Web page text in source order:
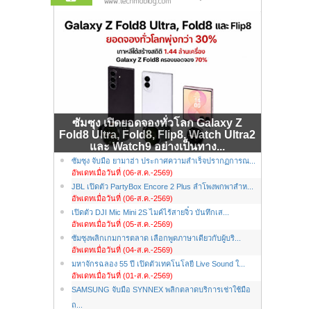
ซัมซุง เปิดยอดจองทั่วโลก Galaxy Z
Fold8 Ultra, Fold8, Flip8, Watch Ultra2
และ Watch9 อย่างเป็นทาง...
ซัมซุง จับมือ ยามาฮ่า ประกาศความสำเร็จปรากฏการณ...
อัพเดทเมื่อวันที่ (06-ส.ค.-2569)
JBL เปิดตัว PartyBox Encore 2 Plus ลำโพงพกพาสำห...
อัพเดทเมื่อวันที่ (06-ส.ค.-2569)
เปิดตัว DJI Mic Mini 2S ไมค์ไร้สายจิ๋ว บันทึกเส...
อัพเดทเมื่อวันที่ (05-ส.ค.-2569)
ซัมซุงพลิกเกมการตลาด เลือกพูดภาษาเดียวกับผู้บริ...
อัพเดทเมื่อวันที่ (04-ส.ค.-2569)
มหาจักรฉลอง 55 ปี เปิดตัวเทคโนโลยี Live Sound ใ...
อัพเดทเมื่อวันที่ (01-ส.ค.-2569)
SAMSUNG จับมือ SYNNEX พลิกตลาดบริการเช่าใช้มือ
ถ...